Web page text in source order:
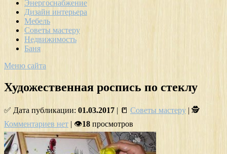
Энергоснабжение
Дизайн интерьера
Мебель
Советы мастеру
Недвижимость
Баня
Меню сайта
Художественная роспись по стеклу
✅ Дата публикации: 01.03.2017 | 📒 Советы мастеру | 🕵
Комментариев нет | 👁18 просмотров